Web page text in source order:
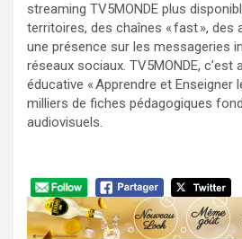
streaming TV5MONDE plus
territoires, des chaînes « fast »,
une présence sur les messageries
réseaux sociaux. TV5MONDE,
éducative « Apprendre et Enseigner
milliers de fiches pédagogiques
audiovisuels.